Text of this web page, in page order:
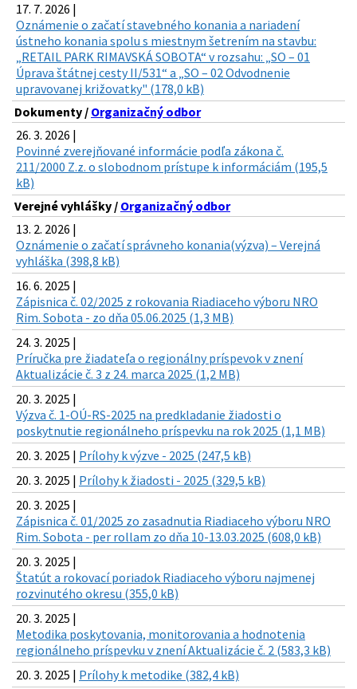
17. 7. 2026 |
Oznámenie o začatí stavebného konania a nariadení
ústneho konania spolu s miestnym šetrením na stavbu:
„RETAIL PARK RIMAVSKÁ SOBOTA“ v rozsahu: „SO – 01
Úprava štátnej cesty II/531“ a „SO – 02 Odvodnenie
upravovanej križovatky" (178,0 kB)
Dokumenty / Organizačný odbor
26. 3. 2026 |
Povinné zverejňované informácie podľa zákona č.
211/2000 Z.z. o slobodnom prístupe k informáciám (195,5
kB)
Verejné vyhlášky / Organizačný odbor
13. 2. 2026 |
Oznámenie o začatí správneho konania(výzva) – Verejná
vyhláška (398,8 kB)
16. 6. 2025 |
Zápisnica č. 02/2025 z rokovania Riadiaceho výboru NRO
Rim. Sobota - zo dňa 05.06.2025 (1,3 MB)
24. 3. 2025 |
Príručka pre žiadateľa o regionálny príspevok v znení
Aktualizácie č. 3 z 24. marca 2025 (1,2 MB)
20. 3. 2025 |
Výzva č. 1-OÚ-RS-2025 na predkladanie žiadosti o
poskytnutie regionálneho príspevku na rok 2025 (1,1 MB)
20. 3. 2025 | Prílohy k výzve - 2025 (247,5 kB)
20. 3. 2025 | Prílohy k žiadosti - 2025 (329,5 kB)
20. 3. 2025 |
Zápisnica č. 01/2025 zo zasadnutia Riadiaceho výboru NRO
Rim. Sobota - per rollam zo dňa 10-13.03.2025 (608,0 kB)
20. 3. 2025 |
Štatút a rokovací poriadok Riadiaceho výboru najmenej
rozvinutého okresu (355,0 kB)
20. 3. 2025 |
Metodika poskytovania, monitorovania a hodnotenia
regionálneho príspevku v znení Aktualizácie č. 2 (583,3 kB)
20. 3. 2025 | Prílohy k metodike (382,4 kB)